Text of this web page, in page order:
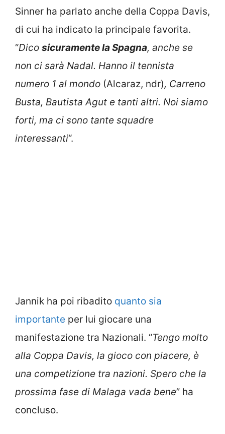
Sinner ha parlato anche della Coppa Davis,
di cui ha indicato la principale favorita.
“Dico sicuramente la Spagna, anche se
non ci sarà Nadal. Hanno il tennista
numero 1 al mondo (Alcaraz, ndr), Carreno
Busta, Bautista Agut e tanti altri. Noi siamo
forti, ma ci sono tante squadre
interessanti“.
Jannik ha poi ribadito quanto sia
importante per lui giocare una
manifestazione tra Nazionali. “Tengo molto
alla Coppa Davis, la gioco con piacere, è
una competizione tra nazioni. Spero che la
prossima fase di Malaga vada bene” ha
concluso.